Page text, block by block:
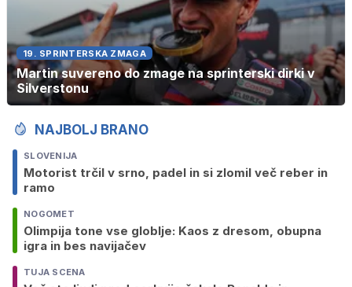
19. SPRINTERSKA ZMAGA
Martin suvereno do zmage na sprinterski dirki v
Silverstonu
NAJBOLJ BRANO
SLOVENIJA
Motorist trčil v srno, padel in si zlomil več reber in
ramo
NOGOMET
Olimpija tone vse globlje: Kaos z dresom, obupna
igra in bes navijačev
TUJA SCENA